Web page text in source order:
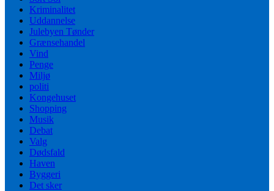
Kriminalitet
Uddannelse
Julebyen Tønder
Grænsehandel
Vind
Penge
Miljø
politi
Kongehuset
Shopping
Musik
Debat
Valg
Dødsfald
Haven
Byggeri
Det sker